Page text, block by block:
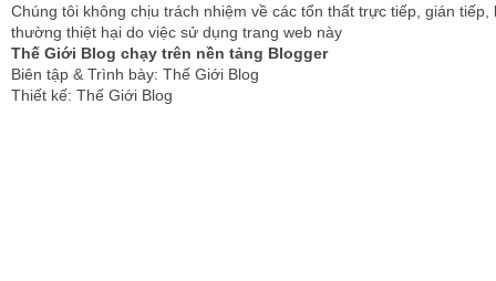
Chúng tôi không chịu trách nhiệm về các tổn thất trực tiếp, gián tiếp,
thường thiệt hại do việc sử dụng trang web này
Thế Giới Blog chạy trên nền tảng Blogger
Biên tập & Trình bày: Thế Giới Blog
Thiết kế: Thế Giới Blog